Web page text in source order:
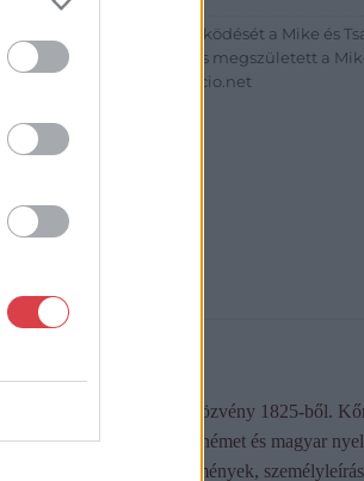
körúton elkezdte működését a Mike és
addigi tevékenységét és megszületett a
árverésünket. www.aukcio.net